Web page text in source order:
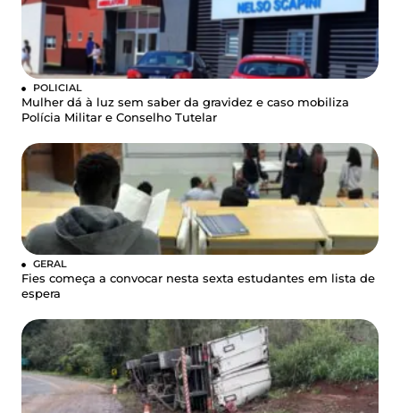
POLICIAL
Mulher dá à luz sem saber da gravidez e caso mobiliza
Polícia Militar e Conselho Tutelar
GERAL
Fies começa a convocar nesta sexta estudantes em lista de
espera